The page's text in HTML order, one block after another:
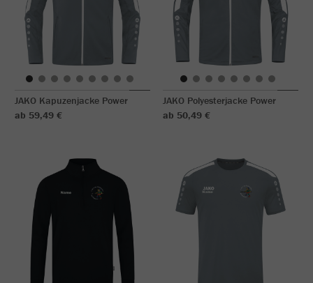
JAKO Kapuzenjacke Power
ab 59,49 €
JAKO Polyesterjacke Power
ab 50,49 €